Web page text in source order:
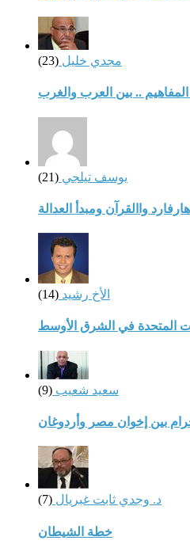
مجدي خليل (23)
.. بين العرب والغرب
يوسف تيلجي (21)
واالقرآن ومبدأ العدالة
الأخ رشيد (14)
المتحدة في الشرق الأوسط
سعيد شعيب (9)
بين إخوان مصر وأردوغان
د. وجدي ثابت غبريال (7)
خطة الشيطان